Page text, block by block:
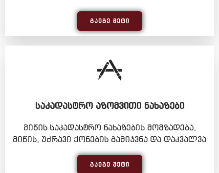
ᲒᲐᲘᲒᲔ ᲛᲔᲢᲘ
ᲡᲐᲙᲐᲓᲐᲡᲢᲠᲝ ᲐᲖᲝᲛᲕᲘᲗᲘ ᲜᲐᲮᲐᲖᲔᲑᲘ
მიწის საკადასტრო ნახაზების მომზადება,
მიწის, უძრავი ქონების გამიჯვნა და დაკვალვა
ᲒᲐᲘᲒᲔ ᲛᲔᲢᲘ